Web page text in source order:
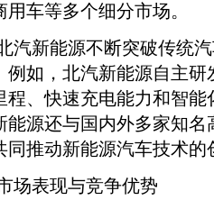
车等多个细分市场。
汽新能源不断突破传统
如，北汽新能源自主研
程、快速充电能力和智能
能源还与国内外多家知
同推动新能源汽车技术的
场表现与竞争优势